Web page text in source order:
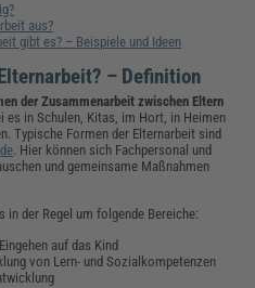
aus?
gibt es? – Beispiele und Ideen
– Definition
der Zusammenarbeit zwischen Eltern
es in Schulen, Kitas, im Hort, in Heimen
Typische Formen der Elternarbeit sind
. Hier können sich Fachpersonal und
und gemeinsame Maßnahmen
in der Regel um folgende Bereiche:
auf das Kind
von Lern- und Sozialkompetenzen